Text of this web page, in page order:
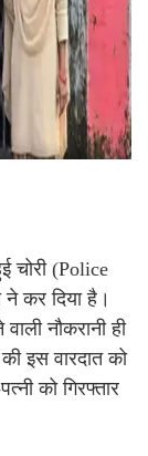
चोरी (Police
कर दिया है।
नौकरानी ही
इस वारदात को
को गिरफ्तार